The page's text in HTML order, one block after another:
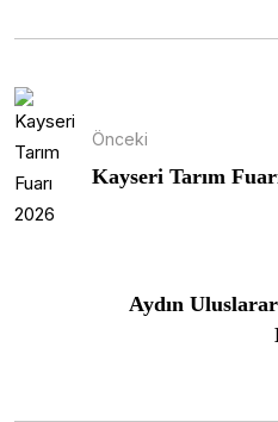
Önceki
Kayseri Tarım
Aydın